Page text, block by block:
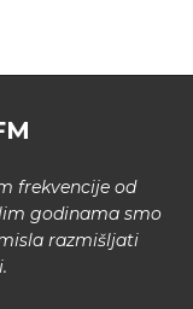
frekvencije od
godinama smo
razmišljati